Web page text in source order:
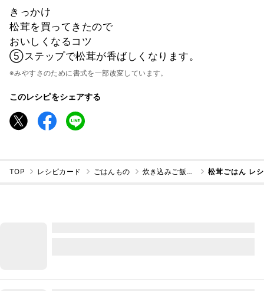
きっかけ
松茸を買ってきたので
おいしくなるコツ
⑤ステップで松茸が香ばしくなります。
※みやすさのために書式を一部改変しています。
このレシピをシェアする
TOP レシピカード ごはんもの 炊き込みご飯・混ぜご飯 松茸ごはん レ